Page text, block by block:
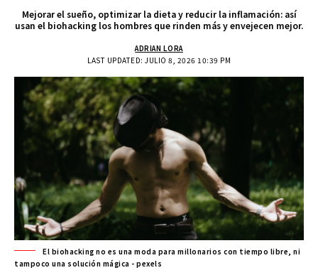
Mejorar el sueño, optimizar la dieta y reducir la inflamación: así
usan el biohacking los hombres que rinden más y envejecen mejor.
LAST UPDATED: JULIO 8, 2026 10:39 PM
ADRIAN LORA
El biohacking no es una moda para millonarios con tiempo libre, ni
tampoco una solución mágica - pexels